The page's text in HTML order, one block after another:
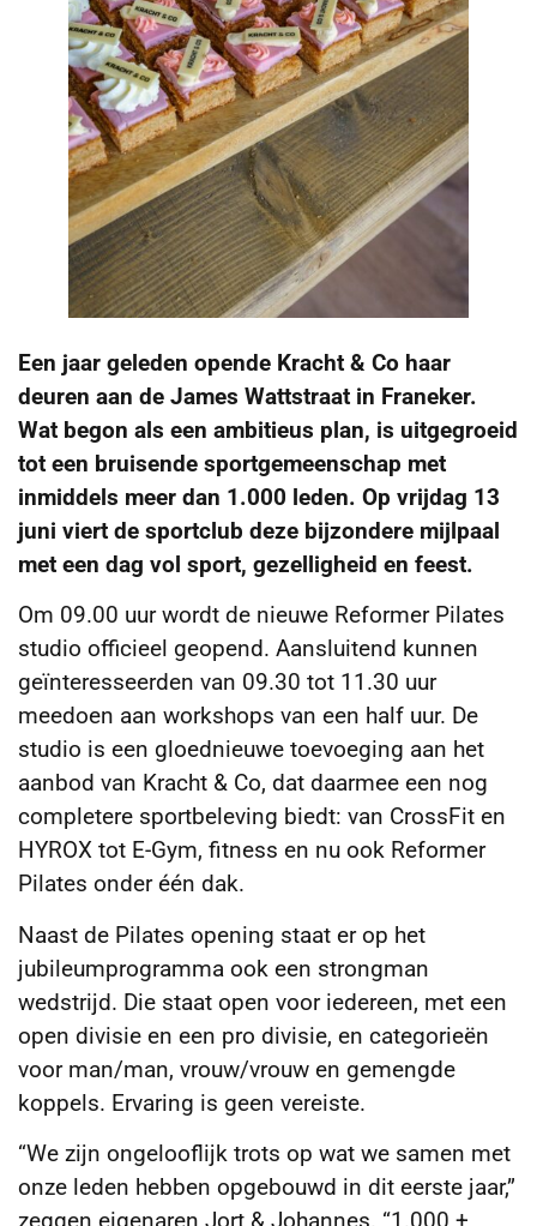
Een jaar geleden opende Kracht & Co haar
deuren aan de James Wattstraat in Franeker.
Wat begon als een ambitieus plan, is uitgegroeid
tot een bruisende sportgemeenschap met
inmiddels meer dan 1.000 leden. Op vrijdag 13
juni viert de sportclub deze bijzondere mijlpaal
met een dag vol sport, gezelligheid en feest.
Om 09.00 uur wordt de nieuwe Reformer Pilates
studio officieel geopend. Aansluitend kunnen
geïnteresseerden van 09.30 tot 11.30 uur
meedoen aan workshops van een half uur. De
studio is een gloednieuwe toevoeging aan het
aanbod van Kracht & Co, dat daarmee een nog
completere sportbeleving biedt: van CrossFit en
HYROX tot E-Gym, fitness en nu ook Reformer
Pilates onder één dak.
Naast de Pilates opening staat er op het
jubileumprogramma ook een strongman
wedstrijd. Die staat open voor iedereen, met een
open divisie en een pro divisie, en categorieën
voor man/man, vrouw/vrouw en gemengde
koppels. Ervaring is geen vereiste.
“We zijn ongelooflijk trots op wat we samen met
onze leden hebben opgebouwd in dit eerste jaar,”